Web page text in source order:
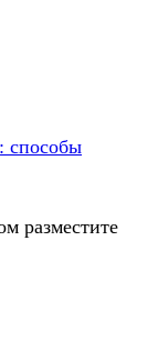
способы
разместите